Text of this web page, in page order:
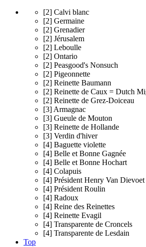
[2] Calvi blanc
[2] Germaine
[2] Grenadier
[2] Jérusalem
[2] Leboulle
[2] Ontario
[2] Peasgood's Nonsuch
[2] Pigeonnette
[2] Reinette Baumann
[2] Reinette de Caux = Dutch
[2] Reinette de Grez-Doiceau
[3] Armagnac
[3] Gueule de Mouton
[3] Reinette de Hollande
[3] Verdin d'hiver
[4] Baguette violette
[4] Belle et Bonne Gagnée
[4] Belle et Bonne Hochart
[4] Colapuis
[4] Président Henry Van Dievoet
[4] Président Roulin
[4] Radoux
[4] Reine des Reinettes
[4] Reinette Evagil
[4] Transparente de Croncels
[4] Transparente de Lesdain
Top